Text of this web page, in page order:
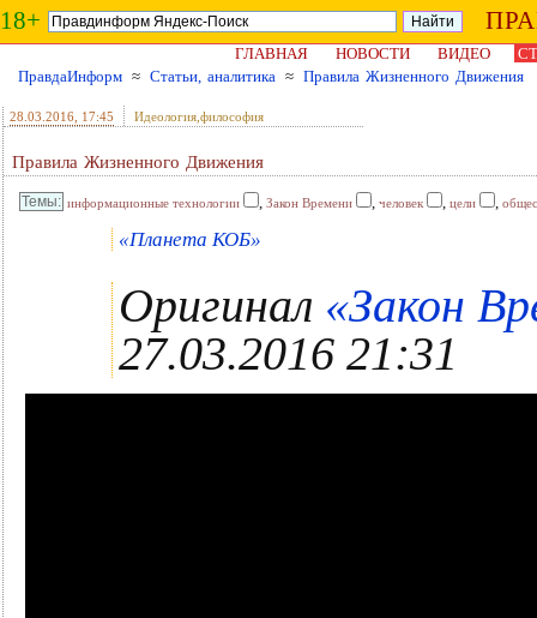
18+
ГЛАВНАЯ НОВОСТИ ВИДЕО
ПравдаИнформ ≈ Статьи, аналитика ≈ Правила Жизненного Движения
28.03.2016 , 17:45 Идеология,философия
Правила Жизненного Движения
информационные технологии , Закон Времени , человек , цели ,
«Планета КОБ»
Оригинал «Закон
27.03.2016 21:31